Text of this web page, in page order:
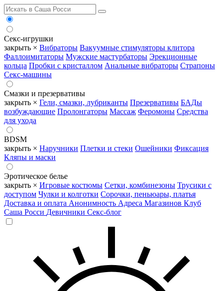
Секс-игрушки
закрыть × Вибраторы Вакуумные стимуляторы клитора
Фаллоимитаторы Мужские мастурбаторы Эрекционные
кольца Пробки с кристаллом Анальные вибраторы Страпоны
Секс-машины
Смазки и презервативы
закрыть × Гели, смазки, лубриканты Презервативы БАДы
возбуждающие Пролонгаторы Массаж Феромоны Средства
для ухода
BDSM
закрыть × Наручники Плетки и стеки Ошейники Фиксация
Кляпы и маски
Эротическое белье
закрыть × Игровые костюмы Сетки, комбинезоны Трусики с
доступом Чулки и колготки Сорочки, пеньюары, платья
Доставка и оплата Анонимность Адреса Магазинов Клуб
Саша Росси Девичники Секс-блог